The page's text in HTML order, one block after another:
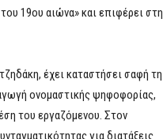
19ου αιώνα» και επιφέρει στη
έχει καταστήσει σαφή τη
ονομαστικής ψηφοφορίας,
του εργαζόμενου. Στον
για διατάξεις